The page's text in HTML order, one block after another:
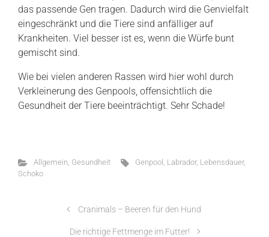
das passende Gen tragen. Dadurch wird die Genvielfalt
eingeschränkt und die Tiere sind anfälliger auf
Krankheiten. Viel besser ist es, wenn die Würfe bunt
gemischt sind.
Wie bei vielen anderen Rassen wird hier wohl durch
Verkleinerung des Genpools, offensichtlich die
Gesundheit der Tiere beeinträchtigt. Sehr Schade!
Allgemein, Gesundheit Genpool , Labrador, Lebensdauer,
Schoko
Cranimals – Beeren für den Hund
Die richtige Fettmenge im Futter!